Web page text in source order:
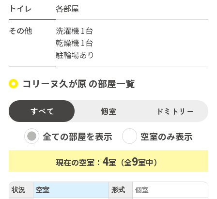
トイレ
各部屋
その他
洗濯機 1台
乾燥機 1台
駐輪場あり
コリーヌ久が原 の部屋一覧
すべて 個室 ドミトリー
全ての部屋を表示 空室のみ表示
現在の空室： 4室（全9室中）
状況 空室 形式 個室